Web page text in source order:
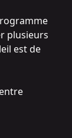
plusieurs
est de